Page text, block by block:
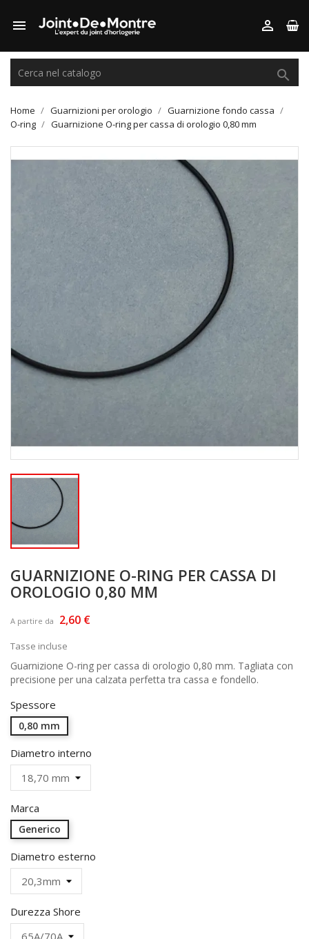
 

Home Guarnizioni per orologio
Guarnizione fondo cassa
O-ring
Guarnizione O-ring per cassa di orologio 0,80 mm
GUARNIZIONE O-RING PER CASSA DI
OROLOGIO 0,80 MM
A partire da 2,60 €
Tasse incluse
Guarnizione O-ring per cassa di orologio 0,80 mm. Tagliata con
precisione per una calzata perfetta tra cassa e fondello.
Spessore
0,80 mm
Diametro interno
Marca
Generico
Diametro esterno
Durezza Shore